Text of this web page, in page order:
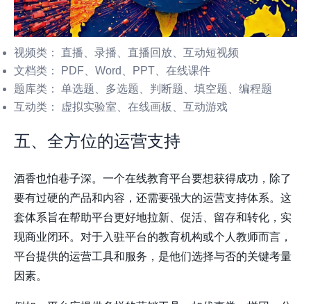
视频类：
直播、录播、直播回放、互动短视频
文档类：
PDF、Word、PPT、在线课件
题库类：
单选题、多选题、判断题、填空题、编程题
互动类：
虚拟实验室、在线画板、互动游戏
五、全方位的运营支持
酒香也怕巷子深。一个在线教育平台要想获得成功，除了
要有过硬的产品和内容，还需要强大的运营支持体系。这
套体系旨在帮助平台更好地拉新、促活、留存和转化，实
现商业闭环。对于入驻平台的教育机构或个人教师而言，
平台提供的运营工具和服务，是他们选择与否的关键考量
因素。